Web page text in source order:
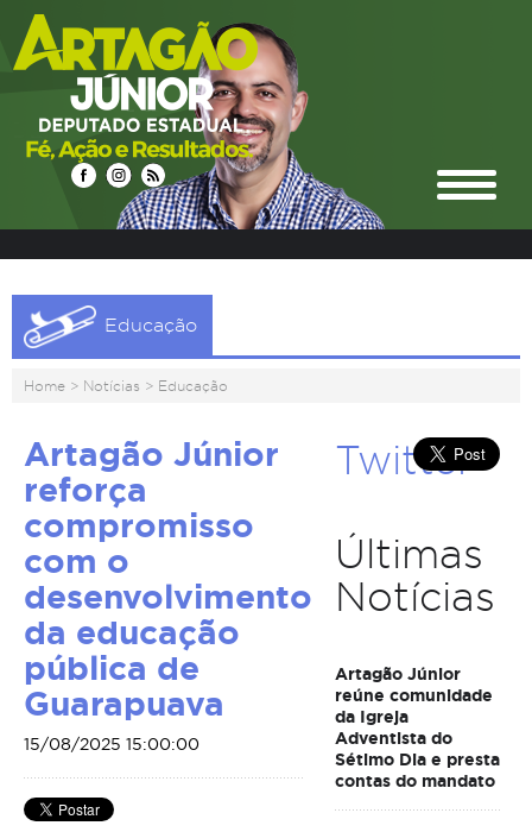
Educação
Home > Notícias > Educação
Artagão Júnior
reforça
compromisso
com o
desenvolvimento
da educação
pública de
Guarapuava
15/08/2025 15:00:00
Twitter
Últimas
Notícias
Artagão Júnior
reúne comunidade
da Igreja
Adventista do
Sétimo Dia e presta
contas do mandato